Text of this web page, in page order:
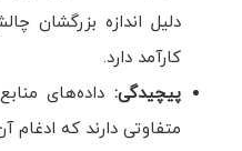
دلیل اندازه بزرگشان
کارآمد دارد.
پیچیدگی: داده‌های
متفاوتی دارند که ادغام